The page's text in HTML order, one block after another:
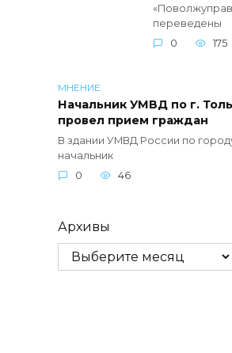
переведены
0
175
МНЕНИЕ
Начальник УМВД по г.
провел прием граждан
В здании УМВД России по
начальник
0
46
Архивы